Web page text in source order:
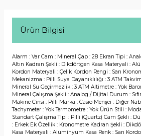
Ürün Bilgisi
Alarm : Var Cam : Mineral Çap : 28 Ekran Tipi :
Altın Kadran Şekli : Dikdörtgen Kasa Materyali :
Kordon Materyali : Çelik Kordon Rengi : Sarı
Mekanizma : Pilli Suya Dayanıklılığı : 3 ATM
Mineral Su Geçirmezlik : 3 ATM Altimetre : Yok
Mineral Çalışma Şekli : Analog / Dijital Durum :
Makine Cinsi : Pilli Marka : Casio Menşei : Diğer
Tachymeter : Yok Termometre : Yok Ürün Stili :
Standart Çalışma Tipi : Pilli (Quartz) Cam Şekli :
: Erkek Ek Özellik : Kronometre Kadran Şekli :
Kasa Materyali : Alüminyum Kasa Renk : Sarı